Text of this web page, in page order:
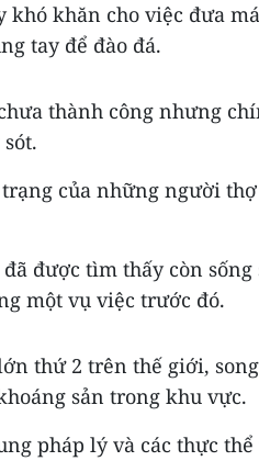
khăn cho việc đưa
tay để đào đá.
thành công nhưng
của những người
được tìm thấy còn
một vụ việc trước đó.
thứ 2 trên thế giới,
sản trong khu vực.
pháp lý và các thực